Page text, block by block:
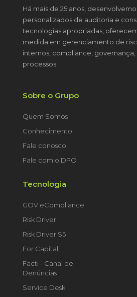
Há mais de 25 anos,
personalizados de auditoria e
tecnologias apropriadas,
medida em gerenciamento de
internos, compliance,
processos.
Sobre o Grupo
Quem Somos
Conhecimento
Fale conosco
Fale com o DPO
Tecnologia
GOV eCompliance
Risk Driver
Risk Driver S5
For Capital
Facti - Canal de
Denúncias
Service Desk